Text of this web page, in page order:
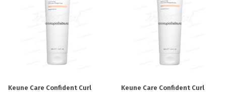
Keune Care Confident Curl
Keune Care Confident Curl